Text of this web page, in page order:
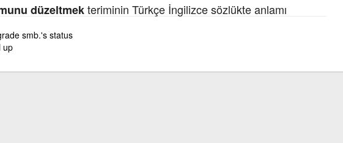
düzeltmekteriminin Türkçe İngilizce sözlükte anlamı
smb.'s status
up